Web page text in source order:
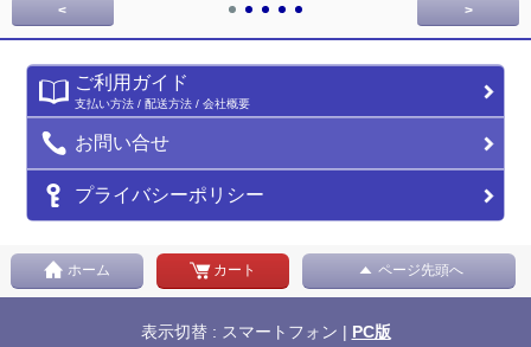
< >
ご利用ガイド
支払い方法 / 配送方法 / 会社概要
お問い合せ
プライバシーポリシー
ホーム カート ページ先頭へ
表示切替 : スマートフォン | PC版